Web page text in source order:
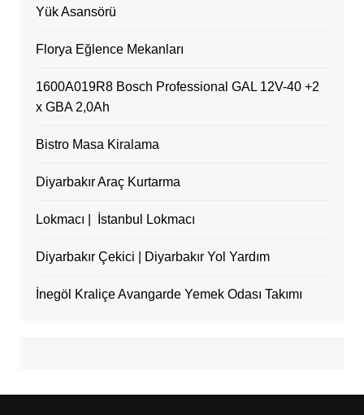
Yük Asansörü
Florya Eğlence Mekanları
1600A019R8 Bosch Professional GAL 12V-40 +2
x GBA 2,0Ah
Bistro Masa Kiralama
Diyarbakır Araç Kurtarma
Lokmacı | İstanbul Lokmacı
Diyarbakır Çekici | Diyarbakır Yol Yardım
İnegöl Kraliçe Avangarde Yemek Odası Takımı